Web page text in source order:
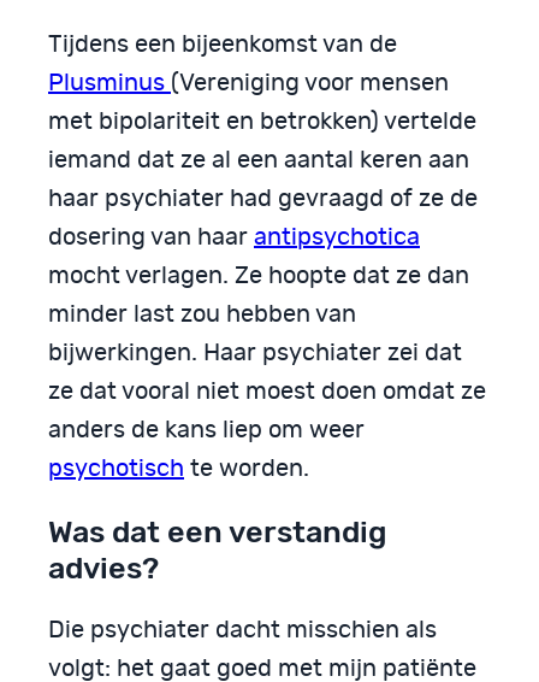
Tijdens een bijeenkomst van de
Plusminus (Vereniging voor mensen
met bipolariteit en betrokken) vertelde
iemand dat ze al een aantal keren aan
haar psychiater had gevraagd of ze de
dosering van haar antipsychotica
mocht verlagen. Ze hoopte dat ze dan
minder last zou hebben van
bijwerkingen. Haar psychiater zei dat
ze dat vooral niet moest doen omdat ze
anders de kans liep om weer
psychotisch te worden.
Was dat een verstandig
advies?
Die psychiater dacht misschien als
volgt: het gaat goed met mijn patiënte